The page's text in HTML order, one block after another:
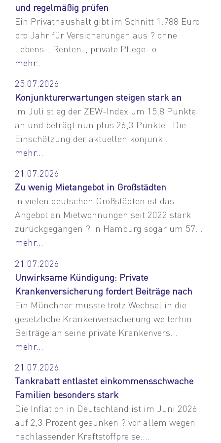
und regelmäßig prüfen
Ein Privathaushalt gibt im Schnitt 1.788 Euro
pro Jahr für Versicherungen aus ? ohne
Lebens-, Renten-, private Pflege- o...
mehr...
25.07.2026
Konjunkturerwartungen steigen stark an
Im Juli stieg der ZEW-Index um 15,8 Punkte
an und beträgt nun plus 26,3 Punkte. Die
Einschätzung der aktuellen konjunk...
mehr...
21.07.2026
Zu wenig Mietangebot in Großstädten
In vielen deutschen Großstädten ist das
Angebot an Mietwohnungen seit 2022 stark
zurückgegangen ? in Hamburg sogar um 57...
mehr...
21.07.2026
Unwirksame Kündigung: Private
Krankenversicherung fordert Beiträge nach
Ein Münchner musste trotz Wechsel in die
gesetzliche Krankenversicherung weiterhin
Beiträge an seine private Krankenvers...
mehr...
21.07.2026
Tankrabatt entlastet einkommensschwache
Familien besonders stark
Die Inflation in Deutschland ist im Juni 2026
auf 2,3 Prozent gesunken ? vor allem wegen
nachlassender Kraftstoffpreise....